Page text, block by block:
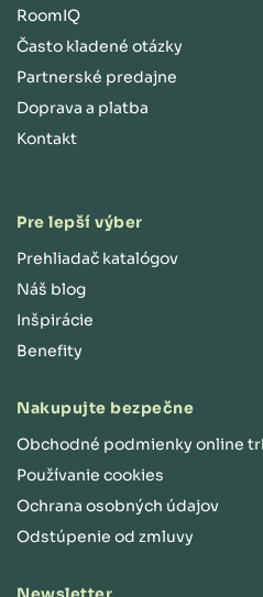
RoomIQ
Často kladené otázky
Partnerské predajne
Doprava a platba
Kontakt
Pre lepší výber
Prehliadač katalógov
Náš blog
Inšpirácie
Benefity
Nakupujte bezpečne
Obchodné podmienky online
Používanie cookies
Ochrana osobných údajov
Odstúpenie od zmluvy